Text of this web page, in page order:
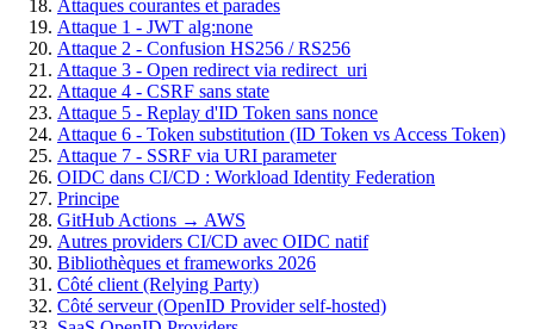
Attaques courantes et parades
Attaque 1 - JWT alg:none
Attaque 2 - Confusion HS256 / RS256
Attaque 3 - Open redirect via redirect_uri
Attaque 4 - CSRF sans state
Attaque 5 - Replay d'ID Token sans nonce
Attaque 6 - Token substitution (ID Token vs Access Token)
Attaque 7 - SSRF via URI parameter
OIDC dans CI/CD : Workload Identity Federation
Principe
GitHub Actions → AWS
Autres providers CI/CD avec OIDC natif
Bibliothèques et frameworks 2026
Côté client (Relying Party)
Côté serveur (OpenID Provider self-hosted)